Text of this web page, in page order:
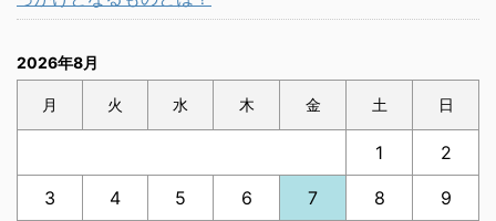
2026年8月
月 火 水 木 金 土 日
1 2
3 4 5 6 7 8 9